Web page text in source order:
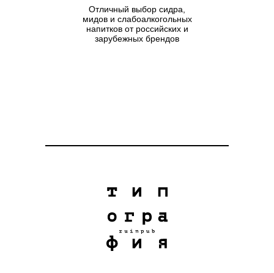
Отличный выбор сидра,
мидов и слабоалкогольных
напитков от российских и
зарубежных брендов